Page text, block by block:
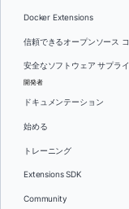
Docker Extensions
信頼できるオープンソース
安全なソフトウェア サプラ
開発者
ドキュメンテーション
始める
トレーニング
Extensions SDK
Community